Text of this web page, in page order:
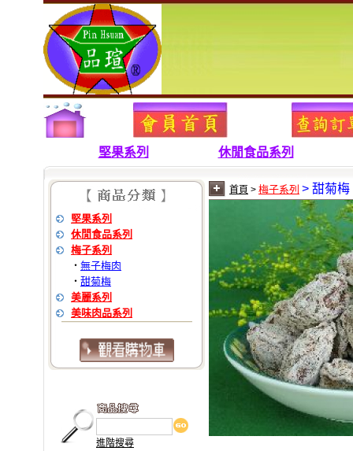
堅果系列 休閒食品系列
堅果系列
休閒食品系列
梅子系列
‧ 無子梅肉
‧ 甜菊梅
美麗系列
美味肉品系列
進階搜尋
首頁 > 梅子系列 > 甜菊梅